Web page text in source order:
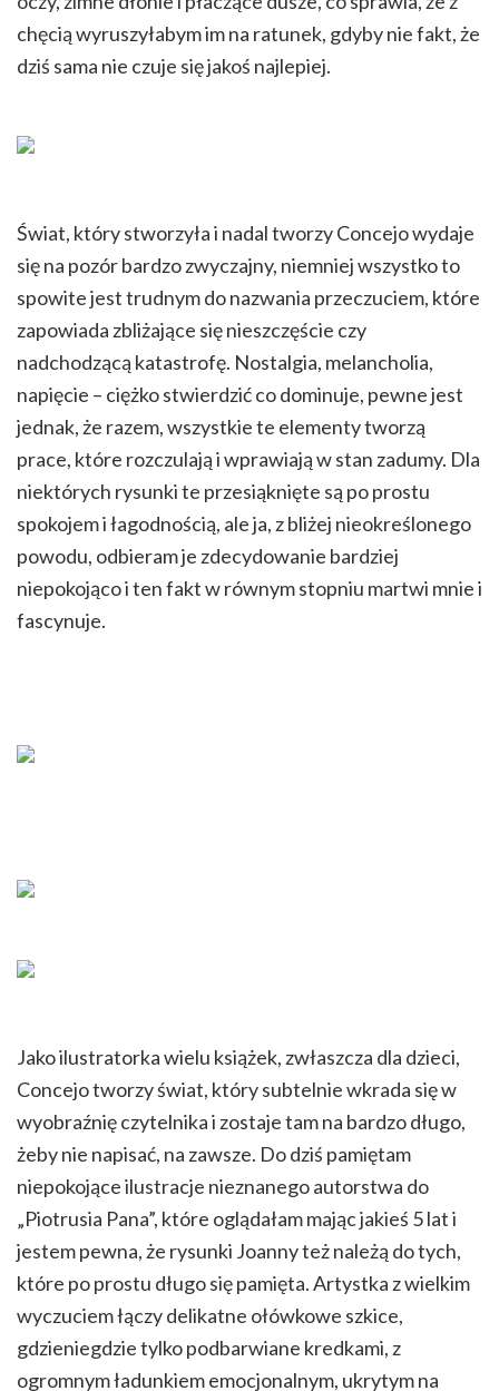
chęcią wyruszyłabym im na ratunek, gdyby nie fakt, że
dziś sama nie czuje się jakoś najlepiej.
Świat, który stworzyła i nadal tworzy Concejo wydaje
się na pozór bardzo zwyczajny, niemniej wszystko to
spowite jest trudnym do nazwania przeczuciem, które
zapowiada zbliżające się nieszczęście czy
nadchodzącą katastrofę. Nostalgia, melancholia,
napięcie – ciężko stwierdzić co dominuje, pewne jest
jednak, że razem, wszystkie te elementy tworzą
prace, które rozczulają i wprawiają w stan zadumy. Dla
niektórych rysunki te przesiąknięte są po prostu
spokojem i łagodnością, ale ja, z bliżej nieokreślonego
powodu, odbieram je zdecydowanie bardziej
niepokojąco i ten fakt w równym stopniu martwi mnie i
fascynuje.
Jako ilustratorka wielu książek, zwłaszcza dla dzieci,
Concejo tworzy świat, który subtelnie wkrada się w
wyobraźnię czytelnika i zostaje tam na bardzo długo,
żeby nie napisać, na zawsze. Do dziś pamiętam
niepokojące ilustracje nieznanego autorstwa do
„Piotrusia Pana”, które oglądałam mając jakieś 5 lat i
jestem pewna, że rysunki Joanny też należą do tych,
które po prostu długo się pamięta.Artystka z wielkim
wyczuciem łączy delikatne ołówkowe szkice,
gdzieniegdzie tylko podbarwiane kredkami, z
ogromnym ładunkiem emocjonalnym, ukrytym na